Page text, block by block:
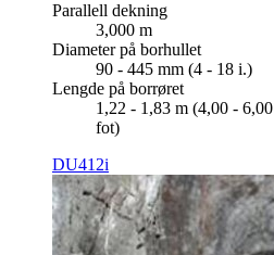
Parallell dekning
3,000 m
Diameter på borhullet
90 - 445 mm (4 - 18 i.)
Lengde på borrøret
1,22 - 1,83 m (4,00 - 6,00
fot)
DU412i